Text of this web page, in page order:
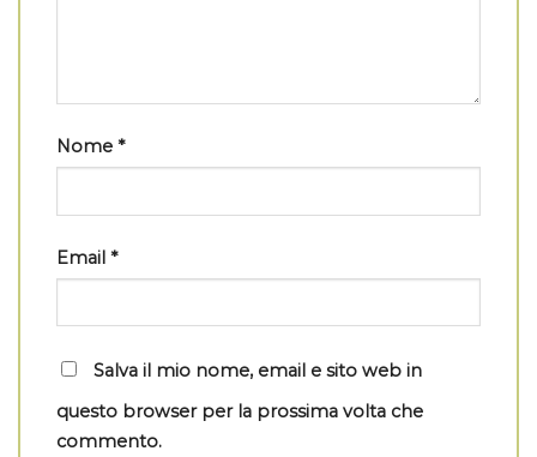
Nome *
Email *
Salva il mio nome, email e sito web in
questo browser per la prossima volta che
commento.